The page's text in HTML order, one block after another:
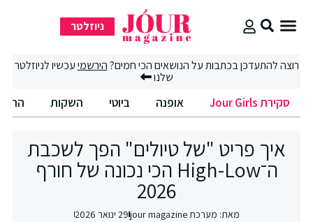
ניוזלטר
רוצה להתעדכן בכתבות על הנושאים הכי חמים?הירשמיעכשיו לניוזלטר
שלנו
סקירת Jour Girls אופנה ביוטי השקות
איך פריט "של טיולים" הפך לשכבת
ה־High-Low הכי נכונה של חורף
2026
מאת: מערכת jour magazine 29 ינואר 2026